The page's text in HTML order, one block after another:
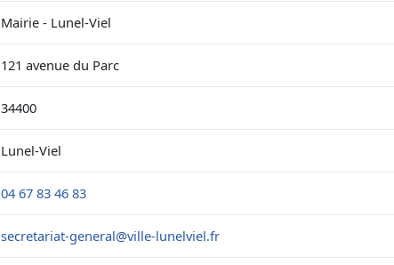
Mairie - Lunel-Viel
121 avenue du Parc
34400
Lunel-Viel
04 67 83 46 83
secretariat-general@ville-lunelviel.fr